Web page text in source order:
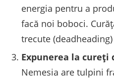
energia pentru a
facă noi boboci.
trecute
Expunerea la cureți
Nemesia are tulpini